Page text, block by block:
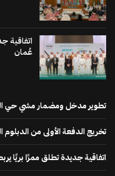
اتفاقية
عُمان
تطوير مدخل ومضمار مشي حي
تخريج الدفعة الأولى من الدبلوم
اتفاقية جديدة تطلق ممرًا بريًا